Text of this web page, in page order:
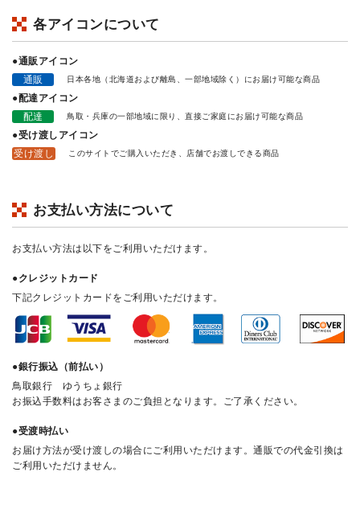
各アイコンについて
●通販アイコン
通販
日本各地（北海道および離島、一部地域除く）にお届け可能な商品
●配達アイコン
配達
鳥取・兵庫の一部地域に限り、直接ご家庭にお届け可能な商品
●受け渡しアイコン
受け渡し
このサイトでご購入いただき、店舗でお渡しできる商品
お支払い方法について
お支払い方法は以下をご利用いただけます。
●クレジットカード
下記クレジットカードをご利用いただけます。
●銀行振込（前払い）
鳥取銀行 ゆうちょ銀行
お振込手数料はお客さまのご負担となります。ご了承ください。
●受渡時払い
お届け方法が受け渡しの場合にご利用いただけます。通販での代金引換は
ご利用いただけません。